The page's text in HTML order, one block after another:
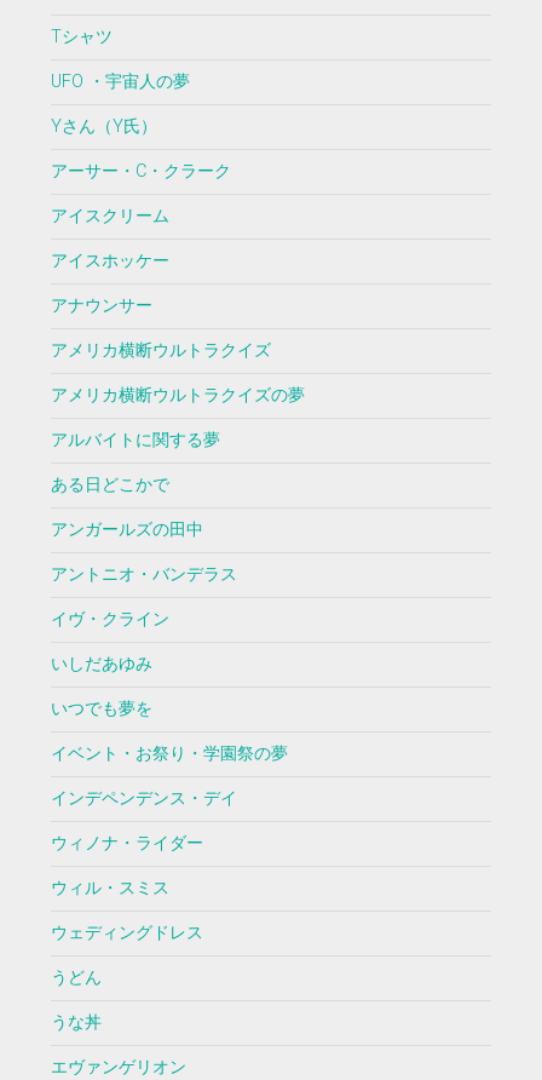
Tシャツ
UFO ・宇宙人の夢
Yさん（Y氏）
アーサー・C・クラーク
アイスクリーム
アイスホッケー
アナウンサー
アメリカ横断ウルトラクイズ
アメリカ横断ウルトラクイズの夢
アルバイトに関する夢
ある日どこかで
アンガールズの田中
アントニオ・バンデラス
イヴ・クライン
いしだあゆみ
いつでも夢を
イベント・お祭り・学園祭の夢
インデペンデンス・デイ
ウィノナ・ライダー
ウィル・スミス
ウェディングドレス
うどん
うな丼
エヴァンゲリオン